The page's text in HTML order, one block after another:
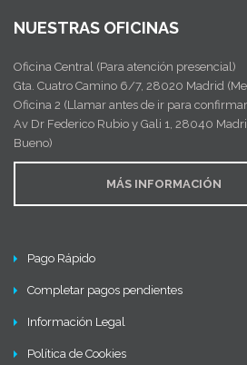
NUESTRAS OFICINAS
Oficina Central (Para atención presencial)
Gta. Cuatro Camino 6/7, 28020 Madrid
Oficina 2 (Llamar antes de ir para
Av Dr Federico Rubio y Gali 1, 28040
Bueno)
MÁS INFORMACIÓN
Pago Rápido
Completar pagos pendientes
Información Legal
Política de Cookies